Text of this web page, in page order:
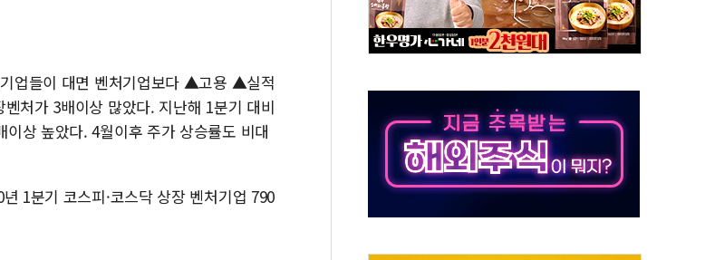
교원그룹 펫 프렌들리 호텔 '키녹', 30일 2주년 기념 행사
벤처업계 "정부 세제개편안 환영...RSU 세제지원 긍정 검토되길"
뉴온 "어린이 성장 제품 '매직키드', 출시 8개월에 매출 62억원"
[특징주] 태양광주, 美 관세 부과에 4%대 급등
GC녹십자, mRNA 백신 품질 분석 연구 국제학술지 게재
BMW코리아, 8월 한정판 3종 출시…총 89대 온라인 판매
한온시스템, 캐나다서 1000만 달러 지원…전동 컴프레서 생산 확대
업들이 대면 벤처기업보다 ▲고용 ▲실적
처가 3배이상 많았다. 지난해 1분기 대비
상 높았다. 4월이후 주가 상승률도 비대
1분기 코스피·코스닥 상장 벤처기업 790